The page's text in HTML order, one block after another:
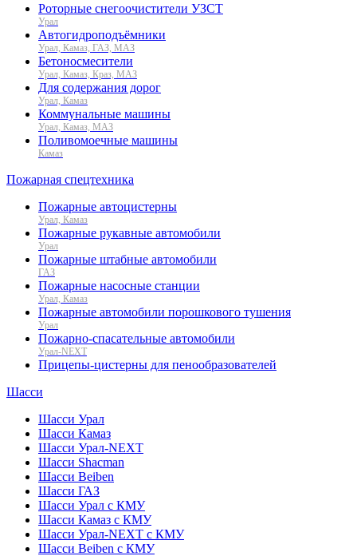
Роторные снегоочистители УЗСТ
Урал
Автогидроподъёмники
Урал, Камаз, ГАЗ, МАЗ
Бетоносмесители
Урал, Камаз, Краз, МАЗ
Для содержания дорог
Урал, Камаз
Коммунальные машины
Урал, Камаз, МАЗ
Поливомоечные машины
Камаз
Пожарная спецтехника
Пожарные автоцистерны
Урал, Камаз
Пожарные рукавные автомобили
Урал
Пожарные штабные автомобили
ГАЗ
Пожарные насосные станции
Урал, Камаз
Пожарные автомобили порошкового тушения
Урал
Пожарно-спасательные автомобили
Урал-NEXT
Прицепы-цистерны для пенообразователей
Шасси
Шасси Урал
Шасси Камаз
Шасси Урал-NEXT
Шасси Shacman
Шасси Beiben
Шасси ГАЗ
Шасси Урал с КМУ
Шасси Камаз с КМУ
Шасси Урал-NEXT с КМУ
Шасси Beiben с КМУ